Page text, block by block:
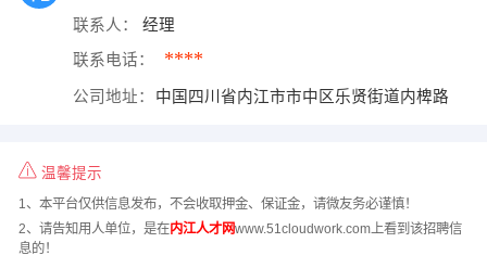
联系人： 经理
联系电话： ****
公司地址： 中国四川省内江市市中区乐贤街道内椑路
温馨提示
1、本平台仅供信息发布，不会收取押金、保证金，请微友务必谨慎！
2、请告知用人单位，是在内江人才网www.51cloudwork.com上看到该招聘信
息的！